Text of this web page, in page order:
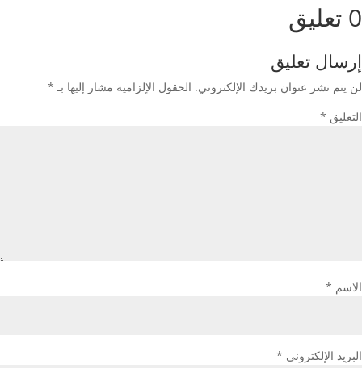
0 تعليق
إرسال تعليق
لن يتم نشر عنوان بريدك الإلكتروني. الحقول الإلزامية مشار إليها بـ *
التعليق *
الاسم *
البريد الإلكتروني *